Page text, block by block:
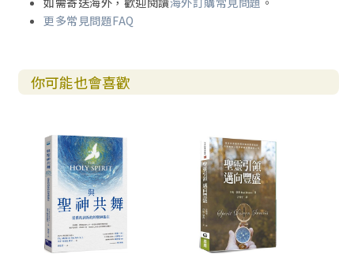
更多常見問題FAQ
你可能也會喜歡